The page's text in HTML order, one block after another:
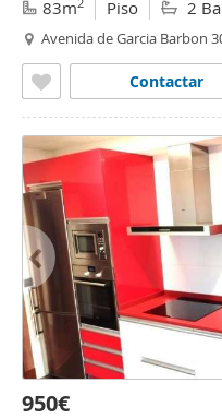
83m Piso 2
Avenida de Garcia Barbon
Contactar
950€